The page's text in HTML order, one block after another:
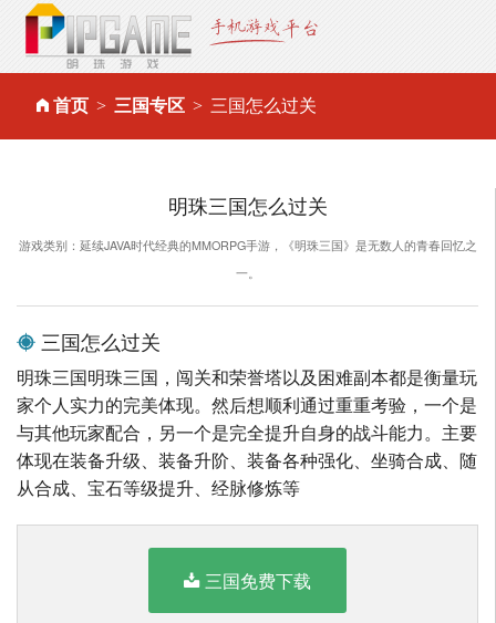
首页 三国专区 三国怎么过关
明珠三国怎么过关
游戏类别：延续JAVA时代经典的MMORPG手游，《明珠三国》是无数人的青春回忆之
一。
三国怎么过关
明珠三国明珠三国，闯关和荣誉塔以及困难副本都是衡量玩
家个人实力的完美体现。然后想顺利通过重重考验，一个是
与其他玩家配合，另一个是完全提升自身的战斗能力。主要
体现在装备升级、装备升阶、装备各种强化、坐骑合成、随
从合成、宝石等级提升、经脉修炼等
三国免费下载